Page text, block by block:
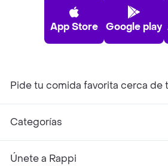
App Store Google play
Pide tu comida favorita cerca de
Categorías
Únete a Rappi